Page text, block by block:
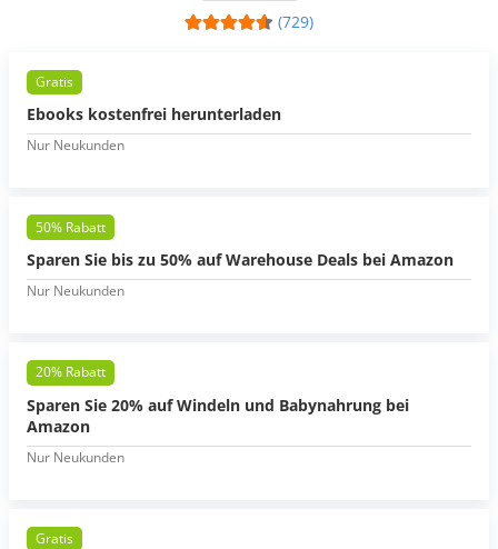
(729)
Gratis
Ebooks kostenfrei herunterladen
Nur Neukunden
50% Rabatt
Sparen Sie bis zu 50% auf Warehouse Deals bei Amazon
Nur Neukunden
20% Rabatt
Sparen Sie 20% auf Windeln und Babynahrung bei
Amazon
Nur Neukunden
Gratis